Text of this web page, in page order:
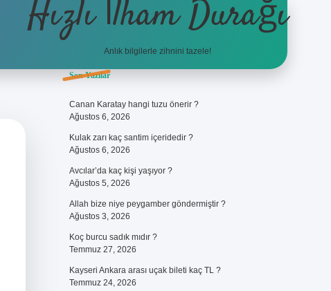
Hızlı İlham Durağı
Anlık bilgilerle zihnini tazele!
Sidebar
Son Yazılar
Canan Karatay hangi tuzu önerir ?
Ağustos 6, 2026
Kulak zarı kaç santim içeridedir ?
Ağustos 6, 2026
Avcılar’da kaç kişi yaşıyor ?
Ağustos 5, 2026
Allah bize niye peygamber göndermiştir ?
Ağustos 3, 2026
Koç burcu sadık mıdır ?
Temmuz 27, 2026
Kayseri Ankara arası uçak bileti kaç TL ?
Temmuz 24, 2026